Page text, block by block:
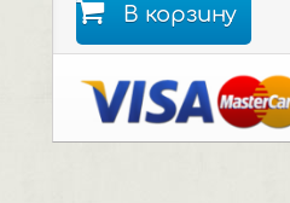
В корзину